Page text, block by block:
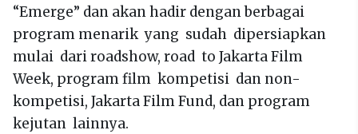
“Emerge” dan akan hadir dengan berbagai
program menarik yang sudah dipersiapkan
mulai dari roadshow, road to Jakarta Film
Week, program film kompetisi dan non-
kompetisi, Jakarta Film Fund, dan program
kejutan lainnya.